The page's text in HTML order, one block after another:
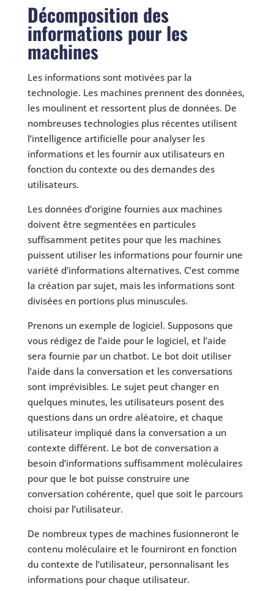
Décomposition des
informations pour les
machines
Les informations sont motivées par la
technologie. Les machines prennent des données,
les moulinent et ressortent plus de données. De
nombreuses technologies plus récentes utilisent
l’intelligence artificielle pour analyser les
informations et les fournir aux utilisateurs en
fonction du contexte ou des demandes des
utilisateurs.
Les données d’origine fournies aux machines
doivent être segmentées en particules
suffisamment petites pour que les machines
puissent utiliser les informations pour fournir une
variété d’informations alternatives. C’est comme
la création par sujet, mais les informations sont
divisées en portions plus minuscules.
Prenons un exemple de logiciel. Supposons que
vous rédigez de l’aide pour le logiciel, et l’aide
sera fournie par un chatbot. Le bot doit utiliser
l’aide dans la conversation et les conversations
sont imprévisibles. Le sujet peut changer en
quelques minutes, les utilisateurs posent des
questions dans un ordre aléatoire, et chaque
utilisateur impliqué dans la conversation a un
contexte différent. Le bot de conversation a
besoin d’informations suffisamment moléculaires
pour que le bot puisse construire une
conversation cohérente, quel que soit le parcours
choisi par l’utilisateur.
De nombreux types de machines fusionneront le
contenu moléculaire et le fourniront en fonction
du contexte de l’utilisateur, personnalisant les
informations pour chaque utilisateur.